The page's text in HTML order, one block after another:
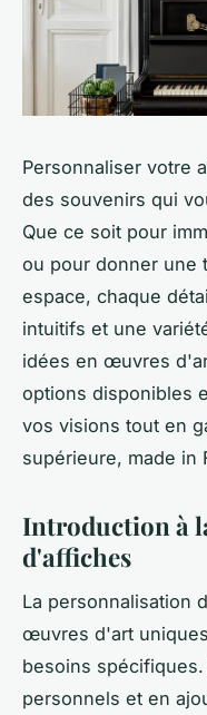
Personnaliser votre
des souvenirs qui
Que ce soit pour
ou pour donner une
espace, chaque
intuitifs et une
idées en œuvres
options disponibles
vos visions tout en
supérieure, made in
Introduction à
d'affiches
La personnalisation
œuvres d'art
besoins
personnels et en